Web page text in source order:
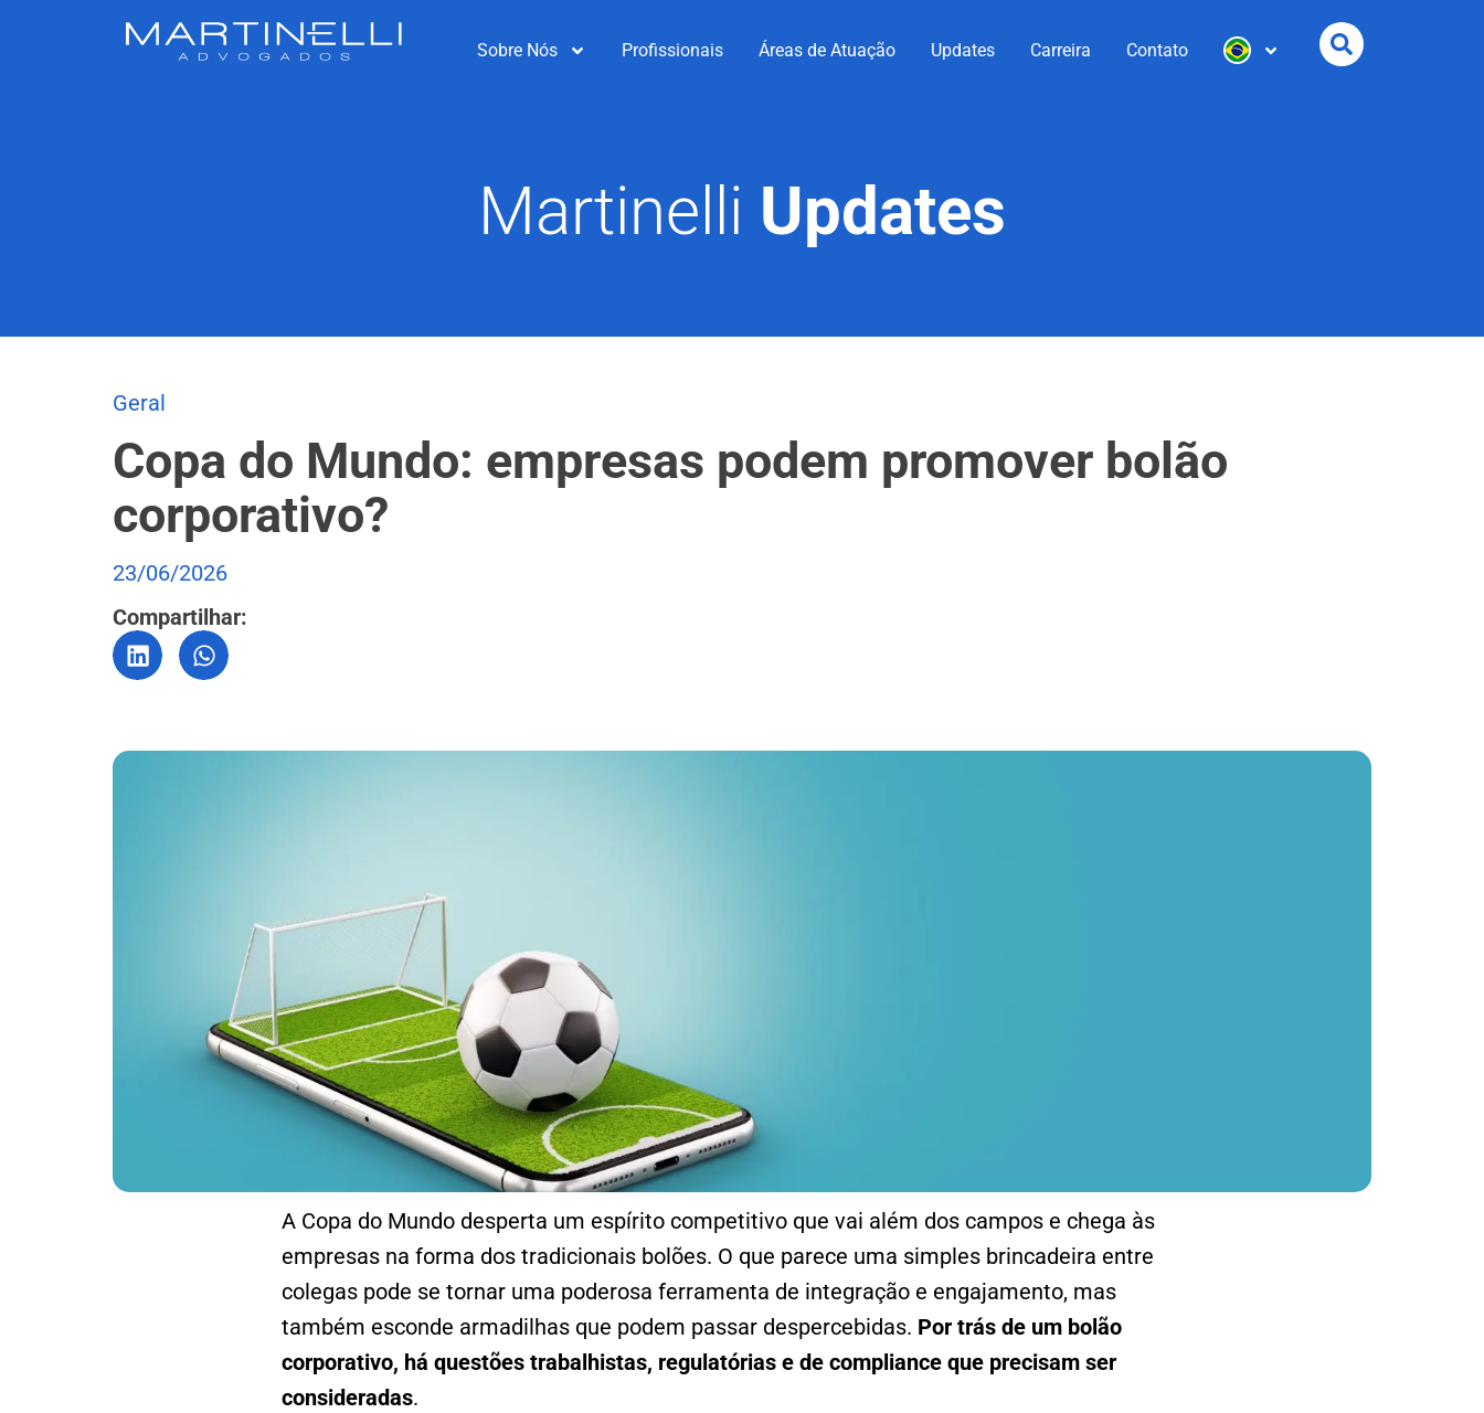
Sobre Nós Profissionais Áreas de Atuação Updates Carreira Contato
Martinelli Updates
Geral
Copa do Mundo: empresas podem promover bolão
corporativo?
23/06/2026
Compartilhar:
A Copa do Mundo desperta um espírito competitivo que vai além dos campos e chega às
empresas na forma dos tradicionais bolões. O que parece uma simples brincadeira entre
colegas pode se tornar uma poderosa ferramenta de integração e engajamento, mas
também esconde armadilhas que podem passar despercebidas. Por trás de um bolão
corporativo, há questões trabalhistas, regulatórias e de compliance que precisam ser
consideradas.